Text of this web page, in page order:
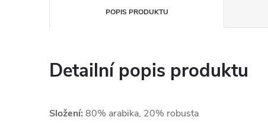
POPIS PRODUKTU
Detailní popis produktu
Složení: 80% arabika, 20% robusta